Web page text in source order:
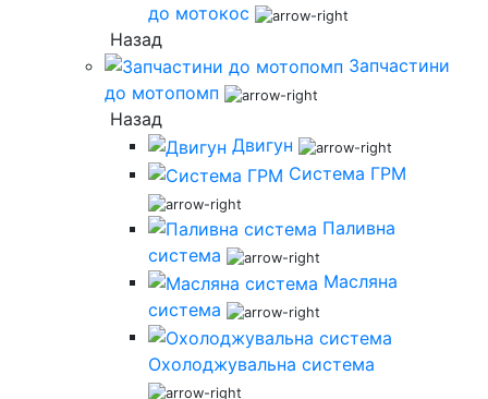
до мотокос
Назад
Запчастини
до мотопомп
Назад
Двигун
Система ГРМ
Паливна
система
Масляна
система
Охолоджувальна система